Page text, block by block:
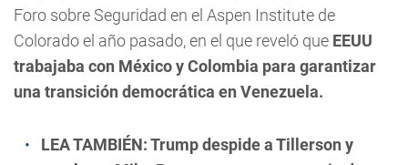
Foro sobre Seguridad en el Aspen Institute de
Colorado el año pasado, en el que reveló que EEUU
trabajaba con México y Colombia para garantizar
una transición democrática en Venezuela.
LEA TAMBIÉN:Trump despide a Tillerson y